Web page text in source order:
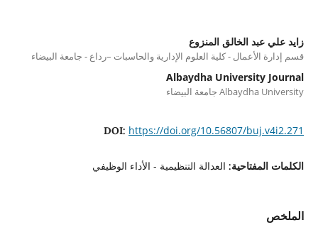
زايد علي عبد الخالق المنزوع
قسم إدارة الأعمال - كلية العلوم الإدارية والحاسبات –رداع - جامعة البيضاء
Albaydha University Journal
Albaydha University جامعة البيضاء
DOI: https://doi.org/10.56807/buj.v4i2.271
الكلمات المفتاحية: العدالة التنظيمية - الأداء الوظيفي
الملخص